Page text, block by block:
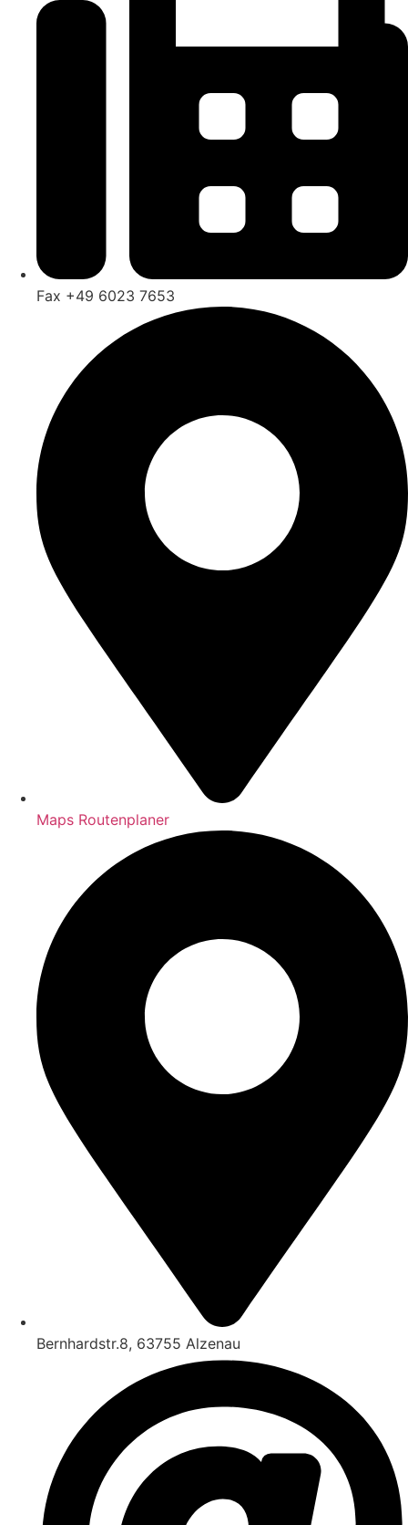
Fax +49 6023 7653
Maps Routenplaner
Bernhardstr.8, 63755 Alzenau